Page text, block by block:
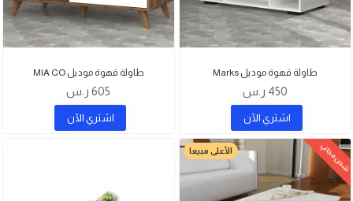
طاولة قهوة موديل Marks
450 ر.س
اشتري اﻵن
طاولة قهوة موديل MIA CO
605 ر.س
اشتري اﻵن
الأعلى مبيعا شحن مجاني